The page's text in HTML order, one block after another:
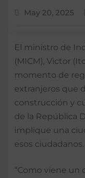
May 20, 2025
El ministro de
(MICM), Vìctor
momento de
extranjeros que
construcción y
de la República
implique una
esos ciudadanos.
“Como viene un